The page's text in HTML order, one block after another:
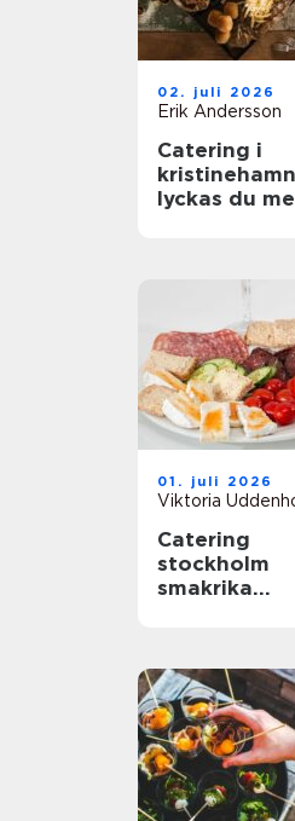
02. juli 2026
Erik Andersson
Catering i
kristinehamn så
lyckas du
01. juli 2026
Viktoria
Catering
stockholm
smakrika